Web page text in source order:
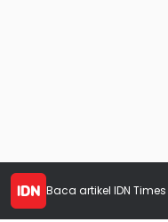
Baca artikel IDN Times